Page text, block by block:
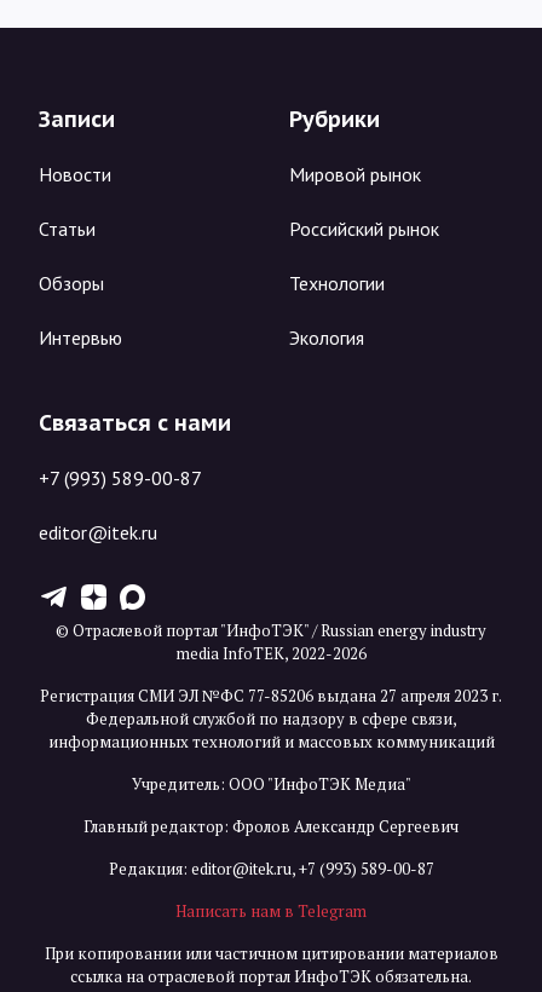
Записи
Новости
Статьи
Обзоры
Интервью
Рубрики
Мировой рынок
Российский рынок
Технологии
Экология
Связаться с нами
+7 (993) 589-00-87
editor@itek.ru
T Z X
© Отраслевой портал "ИнфоТЭК" / Russian energy industry
media InfoTEK, 2022-2026
Регистрация СМИ ЭЛ №ФС 77-85206 выдана 27 апреля 2023 г.
Федеральной службой по надзору в сфере связи,
информационных технологий и массовых коммуникаций
Учредитель: ООО "ИнфоТЭК Медиа"
Главный редактор: Фролов Александр Сергеевич
Редакция: editor@itek.ru,+7 (993) 589-00-87
Написать нам в Telegram
При копировании или частичном цитировании материалов
ссылка на отраслевой портал ИнфоТЭК обязательна.